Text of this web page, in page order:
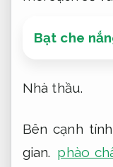
Bạt che
Nhà thầu.
Bên cạnh
gian. phào